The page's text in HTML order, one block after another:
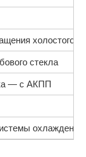
холостого
стекла
— с АКПП
охлаждения